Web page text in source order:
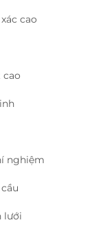
cao
cao
nghiệm
lưới